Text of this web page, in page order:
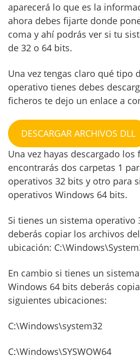
aparecerá lo que es la
ahora debes fijarte donde
coma y ahí podrás ver si tu
de 32 o 64 bits.
Una vez tengas claro qué tipo
operativo tienes debes
ficheros te dejo un enlace a
DESCARGAR ARCHIVOS DLL
Una vez hayas descargado los
encontrarás dos carpetas 1
operativos 32 bits y otro para
operativos Windows 64 bits.
Si tienes un sistema operativo
deberás copiar los archivos
ubicación:
En cambio si tienes un
Windows 64 bits deberás
siguientes ubicaciones:
C:\Windows\system32
C:\Windows\SYSWOW64